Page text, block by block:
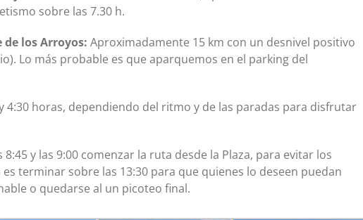
sobre las 7.30 h.
de los Arroyos: Aproximadamente 15 km con un desnivel positivo
Lo más probable es que aparquemos en el parking del
4:30 horas, dependiendo del ritmo y de las paradas para disfrutar
8:45 y las 9:00 comenzar la ruta desde la Plaza, para evitar los
terminar sobre las 13:30 para que quienes lo deseen puedan
o quedarse al un picoteo final.